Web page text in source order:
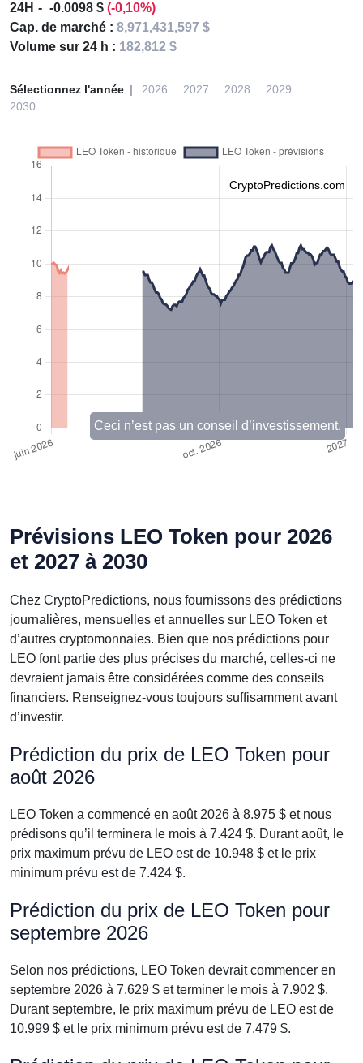
24H -0.0098 $ (-0,10%)
Cap. de marché : 8,971,431,597 $
Volume sur 24 h : 182,812 $
Sélectionnez l'année 2026 2027 2028
2029
2030
CryptoPredictions.com
Ceci n’est pas un conseil d’investissement.
Prévisions LEO Token pour 2026
et 2027 à 2030
Chez CryptoPredictions, nous fournissons des prédictions
journalières, mensuelles et annuelles sur LEO Token et
d’autres cryptomonnaies. Bien que nos prédictions pour
LEO font partie des plus précises du marché, celles-ci ne
devraient jamais être considérées comme des conseils
financiers. Renseignez-vous toujours suffisamment avant
d’investir.
Prédiction du prix de LEO Token pour
août 2026
LEO Token a commencé en août 2026 à 8.975 $ et nous
prédisons qu’il terminera le mois à 7.424 $. Durant août, le
prix maximum prévu de LEO est de 10.948 $ et le prix
minimum prévu est de 7.424 $.
Prédiction du prix de LEO Token pour
septembre 2026
Selon nos prédictions, LEO Token devrait commencer en
septembre 2026 à 7.629 $ et terminer le mois à 7.902 $.
Durant septembre, le prix maximum prévu de LEO est de
10.999 $ et le prix minimum prévu est de 7.479 $.